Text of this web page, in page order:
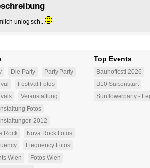
unlogisch...
Die Party
Party Party
Festival Fotos
Veranstaltung
Fotos
2012
Rock
Nova Rock Fotos
Frequency Fotos
Wien
Fotos Wien
Top Events
Bauhoffestl 2026
B10 Saisonstart
Sunflowerparty -